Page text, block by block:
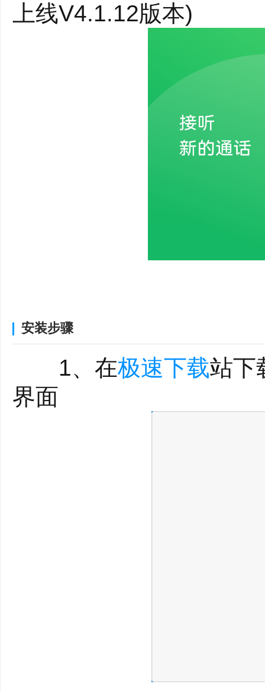
上线V4.1.12版本)
安装步骤
1、在极速下载站下
界面